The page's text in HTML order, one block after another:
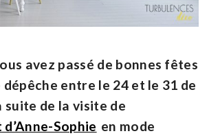
avez passé de bonnes fêtes
dépêche entre le 24 et le 31 de
suite de la visite de
Sophie en mode